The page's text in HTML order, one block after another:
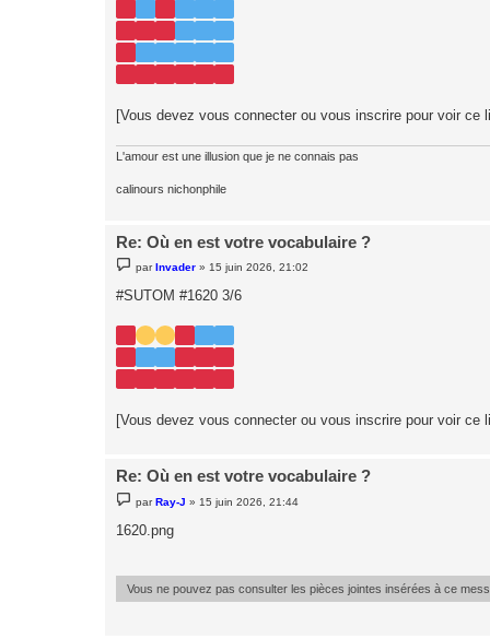
[Vous devez vous connecter ou vous inscrire pour voir ce
L'amour est une illusion que je ne connais pas
calinours nichonphile
Re: Où en est votre vocabulaire ?
e
s
s
g
e
par Invader »15 juin 2026, 21:02
#SUTOM #1620 3/6
[Vous devez vous connecter ou vous inscrire pour voir ce
Re: Où en est votre vocabulaire ?
e
s
s
e
parRay-J » 15 juin 2026, 21:44
1620.png
Vous ne pouvez pas consulter les pièces jointes insérées à ce